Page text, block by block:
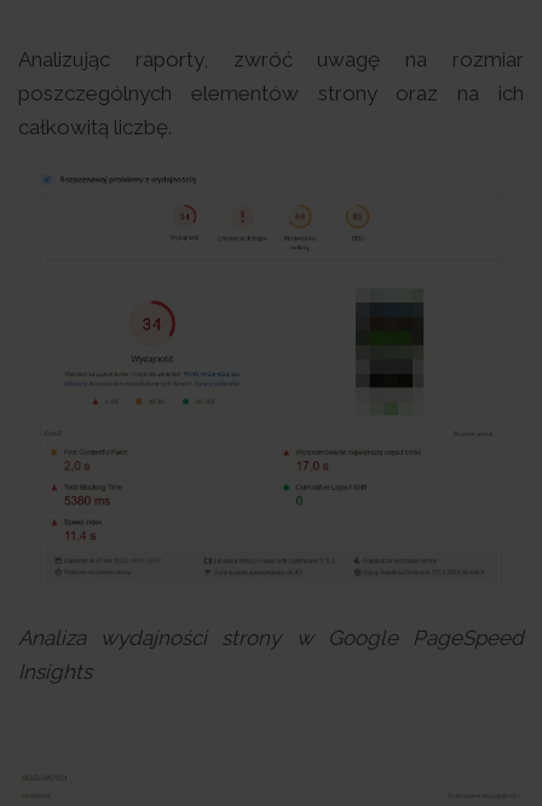
Analizując raporty, zwróć uwagę na rozmiar
poszczególnych elementów strony oraz na ich
całkowitą liczbę.
Analiza wydajności strony w Google PageSpeed
Insights